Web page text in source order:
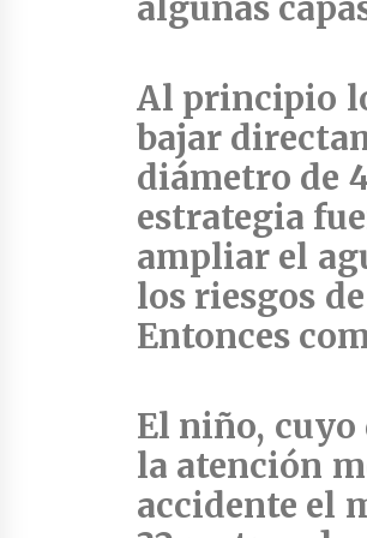
algunas
Al principio
bajar
diámetro de
estrategia
ampliar el
los riesgos
Entonces
El niño,
la atención
accidente el